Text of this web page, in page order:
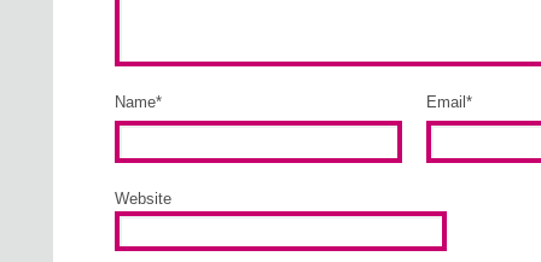
Name* Email *
Website